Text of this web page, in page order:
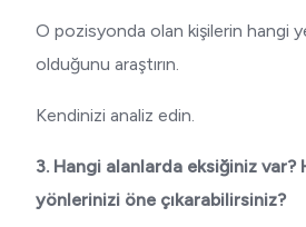
O pozisyonda olan kişilerin hangi
olduğunu araştırın.
Kendinizi analiz edin.
3. Hangi alanlarda eksiğiniz var?
yönlerinizi öne çıkarabilirsiniz?